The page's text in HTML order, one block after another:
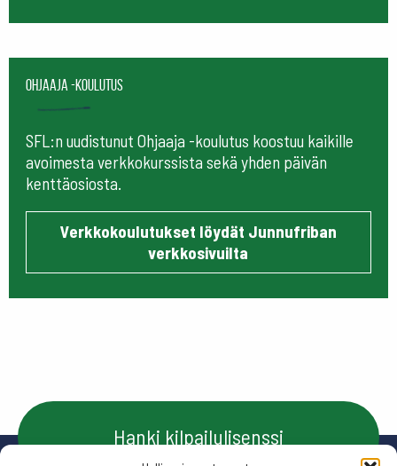
Ohjaaja -koulutus
SFL:n uudistunut Ohjaaja -koulutus koostuu kaikille
avoimesta verkkokurssista sekä yhden päivän
kenttäosiosta.
Verkkokoulutukset löydät Junnufriban
verkkosivuilta
Hanki kilpailulisenssi